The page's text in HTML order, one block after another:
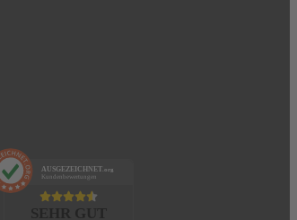
AUSGEZEICHNET .org
Kundenbewertungen